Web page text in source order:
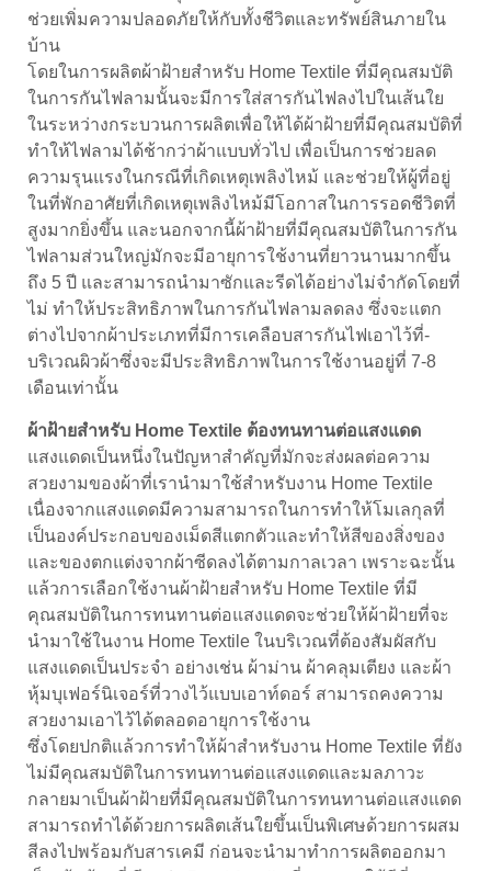
ช่วยเพิ่มความปลอดภัยให้กับทั้งชีวิตและทรัพย์สินภายใน
บ้าน
โดยในการผลิตผ้าฝ้ายสำหรับ Home Textile ที่มีคุณสมบัติ
ในการกันไฟลามนั้นจะมีการใส่สารกันไฟลงไปในเส้นใย
ในระหว่างกระบวนการผลิตเพื่อให้ได้ผ้าฝ้ายที่มีคุณสมบัติที่
ทำให้ไฟลามได้ช้ากว่าผ้าแบบทั่วไป เพื่อเป็นการช่วยลด
ความรุนแรงในกรณีที่เกิดเหตุเพลิงไหม้ และช่วยให้ผู้ที่อยู่
ในที่พักอาศัยที่เกิดเหตุเพลิงไหม้มีโอกาสในการรอดชีวิตที่
สูงมากยิ่งขึ้น และนอกจากนี้ผ้าฝ้ายที่มีคุณสมบัติในการกัน
ไฟลามส่วนใหญ่มักจะมีอายุการใช้งานที่ยาวนานมากขึ้น
ถึง 5 ปี และสามารถนำมาซักและรีดได้อย่างไม่จำกัดโดยที่
ไม่ ทำให้ประสิทธิภาพในการกันไฟลามลดลง ซึ่งจะแตก
ต่างไปจากผ้าประเภทที่มีการเคลือบสารกันไฟเอาไว้ที่-
บริเวณผิวผ้าซึ่งจะมีประสิทธิภาพในการใช้งานอยู่ที่ 7-8
เดือนเท่านั้น
ผ้าฝ้ายสำหรับ Home Textile ต้องทนทานต่อแสงแดด
แสงแดดเป็นหนึ่งในปัญหาสำคัญที่มักจะส่งผลต่อความ
สวยงามของผ้าที่เรานำมาใช้สำหรับงาน Home Textile
เนื่องจากแสงแดดมีความสามารถในการทำให้โมเลกุลที่
เป็นองค์ประกอบของเม็ดสีแตกตัวและทำให้สีของสิ่งของ
และของตกแต่งจากผ้าซีดลงได้ตามกาลเวลา เพราะฉะนั้น
แล้วการเลือกใช้งานผ้าฝ้ายสำหรับ Home Textile ที่มี
คุณสมบัติในการทนทานต่อแสงแดดจะช่วยให้ผ้าฝ้ายที่จะ
นำมาใช้ในงาน Home Textile ในบริเวณที่ต้องสัมผัสกับ
แสงแดดเป็นประจำ อย่างเช่น ผ้าม่าน ผ้าคลุมเตียง และผ้า
หุ้มบุเฟอร์นิเจอร์ที่วางไว้แบบเอาท์ดอร์ สามารถคงความ
สวยงามเอาไว้ได้ตลอดอายุการใช้งาน
ซึ่งโดยปกติแล้วการทำให้ผ้าสำหรับงาน Home Textile ที่ยัง
ไม่มีคุณสมบัติในการทนทานต่อแสงแดดและมลภาวะ
กลายมาเป็นผ้าฝ้ายที่มีคุณสมบัติในการทนทานต่อแสงแดด
สามารถทำได้ด้วยการผลิตเส้นใยขึ้นเป็นพิเศษด้วยการผสม
สีลงไปพร้อมกับสารเคมี ก่อนจะนำมาทำการผลิตออกมา